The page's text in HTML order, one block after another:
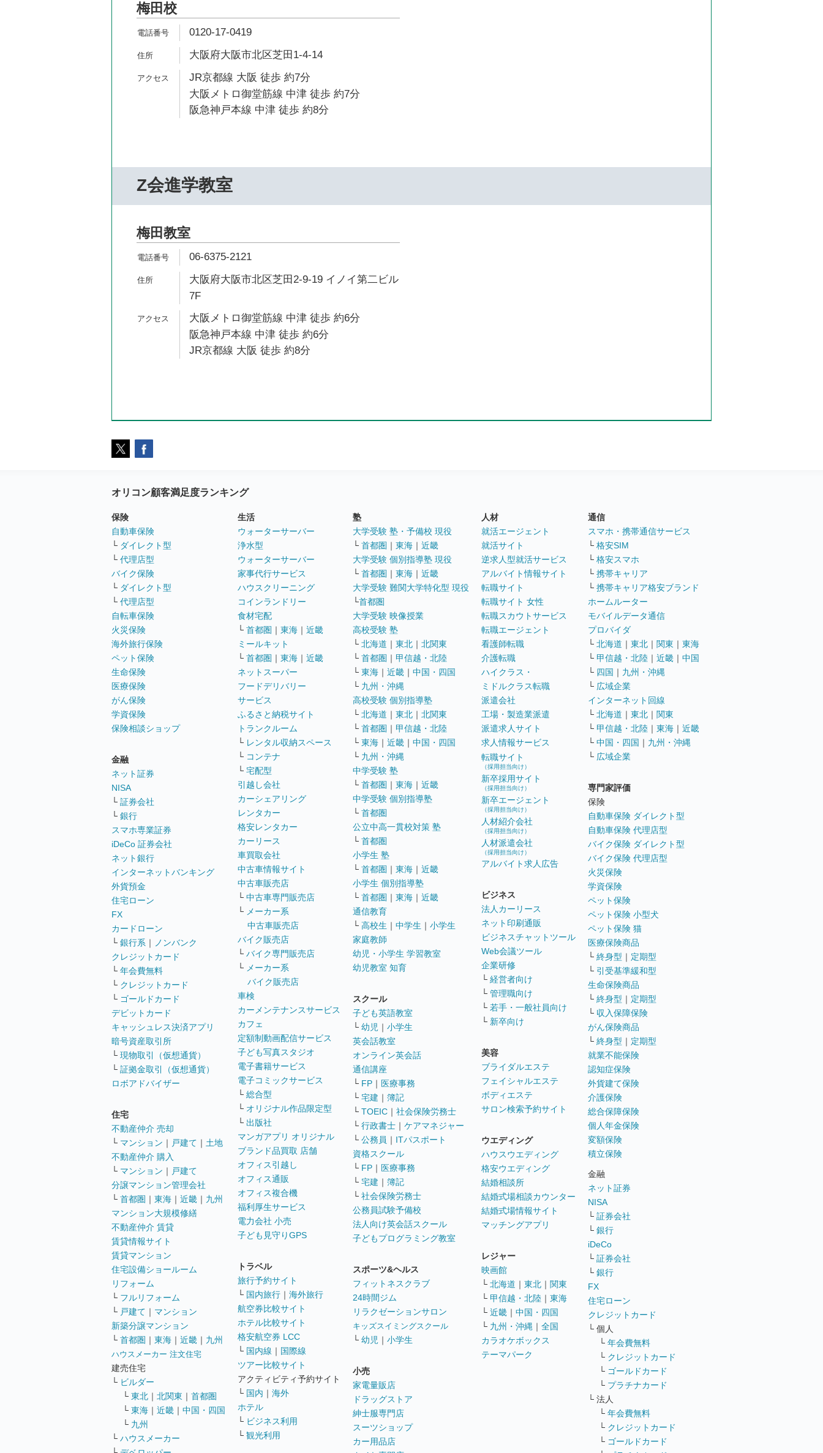
梅田校
0120-17-0419
大阪府大阪市北区芝田1-4-14
JR京都線 大阪 徒歩 約7分
大阪メトロ御堂筋線 中津 徒歩 約7分
阪急神戸本線 中津 徒歩 約8分
Z会進学教室
梅田教室
06-6375-2121
大阪府大阪市北区芝田2-9-19 イノイ第二ビル
7F
大阪メトロ御堂筋線 中津 徒歩 約6分
阪急神戸本線 中津 徒歩 約6分
JR京都線 大阪 徒歩 約8分
オリコン顧客満足度ランキング
保険
自動車保険
└ ダイレクト型
└ 代理店型
バイク保険
└ ダイレクト型
└ 代理店型
自転車保険
火災保険
海外旅行保険
ペット保険
生命保険
医療保険
がん保険
学資保険
保険相談ショップ
金融
ネット証券
NISA
└ 証券会社
└ 銀行
スマホ専業証券
iDeCo 証券会社
ネット銀行
インターネットバンキング
外貨預金
住宅ローン
FX
カードローン
└ 銀行系 ｜
ノンバンク
クレジットカード
└ 年会費無料
└ クレジットカード
└ ゴールドカード
デビットカード
キャッシュレス決済アプリ
暗号資産取引所
└ 現物取引（仮想通貨）
└ 証拠金取引（仮想通貨）
ロボアドバイザー
住宅
不動産仲介 売却
└ マンション ｜ 戸建て ｜ 土地
不動産仲介 購入
└ マンション ｜ 戸建て
分譲マンション管理会社
└ 首都圏 ｜ 東海 ｜ 近畿 ｜ 九州
マンション大規模修繕
不動産仲介 賃貸
賃貸情報サイト
賃貸マンション
住宅設備ショールーム
リフォーム
└ フルリフォーム
└ 戸建て ｜ マンション
新築分譲マンション
└ 首都圏 ｜ 東海 ｜ 近畿 ｜ 九州
ハウスメーカー 注文住宅
建売住宅
└ ビルダー
└ 東北 ｜ 北関東 ｜ 首都圏
└ 東海 ｜ 近畿 ｜ 中国・四国
└ 九州
└ ハウスメーカー
生活
ウォーターサーバー
浄水型
ウォーターサーバー
家事代行サービス
ハウスクリーニング
コインランドリー
食材宅配
└ 首都圏 ｜ 東海 ｜ 近畿
ミールキット
└ 首都圏 ｜ 東海 ｜ 近畿
ネットスーパー
フードデリバリー
サービス
ふるさと納税サイト
トランクルーム
└ レンタル収納スペース
└ コンテナ
└ 宅配型
引越し会社
カーシェアリング
レンタカー
格安レンタカー
カーリース
車買取会社
中古車情報サイト
中古車販売店
└ 中古車専門販売店
└ メーカー系
中古車販売店
バイク販売店
└ バイク専門販売店
└ メーカー系
バイク販売店
車検
カーメンテナンスサービス
カフェ
定額制動画配信サービス
子ども写真スタジオ
電子書籍サービス
電子コミックサービス
└ 総合型
└ オリジナル作品限定型
└ 出版社
マンガアプリ オリジナル
ブランド品買取 店舗
オフィス引越し
オフィス通販
オフィス複合機
福利厚生サービス
電力会社 小売
子ども見守りGPS
トラベル
旅行予約サイト
└ 国内旅行 ｜ 海外旅行
航空券比較サイト
ホテル比較サイト
格安航空券 LCC
└ 国内線 ｜ 国際線
ツアー比較サイト
アクティビティ予約サイト
└ 国内 ｜ 海外
ホテル
└ ビジネス利用
└ 観光利用
塾
大学受験 塾・予備校 現役
└ 首都圏 ｜ 東海 ｜ 近畿
大学受験 個別指導塾 現役
└ 首都圏 ｜ 東海 ｜ 近畿
大学受験 難関大学特化型 現役
└首都圏
大学受験 映像授業
高校受験 塾
└ 北海道 ｜ 東北 ｜ 北関東
└ 首都圏 ｜ 甲信越・北陸
└ 東海 ｜ 近畿 ｜ 中国・四国
└ 九州・沖縄
高校受験 個別指導塾
└ 北海道 ｜ 東北 ｜ 北関東
└ 首都圏 ｜ 甲信越・北陸
└ 東海 ｜ 近畿 ｜ 中国・四国
└ 九州・沖縄
中学受験 塾
└ 首都圏 ｜ 東海 ｜ 近畿
中学受験 個別指導塾
└ 首都圏
公立中高一貫校対策 塾
└ 首都圏
小学生 塾
└ 首都圏 ｜ 東海 ｜ 近畿
小学生 個別指導塾
└ 首都圏 ｜ 東海 ｜ 近畿
通信教育
└ 高校生 ｜ 中学生 ｜ 小学生
家庭教師
幼児・小学生 学習教室
幼児教室 知育
スクール
子ども英語教室
└ 幼児 ｜ 小学生
英会話教室
オンライン英会話
通信講座
└ FP ｜ 医療事務
└ 宅建 ｜ 簿記
└ TOEIC ｜ 社会保険労務士
└ 行政書士 ｜ ケアマネジャー
└ 公務員 ｜ ITパスポート
資格スクール
└ FP ｜ 医療事務
└ 宅建 ｜ 簿記
└ 社会保険労務士
公務員試験予備校
法人向け英会話スクール
子どもプログラミング教室
スポーツ&ヘルス
フィットネスクラブ
24時間ジム
リラクゼーションサロン
キッズスイミングスクール
└ 幼児 ｜ 小学生
小売
家電量販店
ドラッグストア
紳士服専門店
スーツショップ
カー用品店
人材
就活エージェント
就活サイト
逆求人型就活サービス
アルバイト情報サイト
転職サイト
転職サイト 女性
転職スカウトサービス
転職エージェント
看護師転職
介護転職
ハイクラス・
ミドルクラス転職
派遣会社
工場・製造業派遣
派遣求人サイト
求人情報サービス
転職サイト
（採用担当向け）
新卒採用サイト
（採用担当向け）
新卒エージェント
（採用担当向け）
人材紹介会社
（採用担当向け）
人材派遣会社
（採用担当向け）
アルバイト求人広告
ビジネス
法人カーリース
ネット印刷通販
ビジネスチャットツール
Web会議ツール
企業研修
└ 経営者向け
└ 管理職向け
└ 若手・一般社員向け
└ 新卒向け
美容
ブライダルエステ
フェイシャルエステ
ボディエステ
サロン検索予約サイト
ウエディング
ハウスウエディング
格安ウエディング
結婚相談所
結婚式場相談カウンター
結婚式場情報サイト
マッチングアプリ
レジャー
映画館
└ 北海道 ｜ 東北 ｜ 関東
└ 甲信越・北陸 ｜ 東海
└ 近畿 ｜ 中国・四国
└ 九州・沖縄 ｜ 全国
カラオケボックス
テーマパーク
通信
スマホ・携帯通信サービス
└ 格安SIM
└ 格安スマホ
└ 携帯キャリア
└ 携帯キャリア格安ブランド
ホームルーター
モバイルデータ通信
プロバイダ
└ 北海道 ｜ 東北 ｜ 関東 ｜ 東海
└ 甲信越・北陸 ｜ 近畿 ｜ 中国
└ 四国 ｜ 九州・沖縄
└ 広域企業
インターネット回線
└ 北海道 ｜ 東北 ｜ 関東
└ 甲信越・北陸 ｜ 東海 ｜ 近畿
└ 中国・四国 ｜ 九州・沖縄
└ 広域企業
専門家評価
保険
自動車保険 ダイレクト型
自動車保険 代理店型
バイク保険 ダイレクト型
バイク保険 代理店型
火災保険
学資保険
ペット保険
ペット保険 小型犬
ペット保険 猫
医療保険商品
└ 終身型 ｜ 定期型
└ 引受基準緩和型
生命保険商品
└ 終身型 ｜ 定期型
└ 収入保障保険
がん保険商品
└ 終身型 ｜ 定期型
就業不能保険
認知症保険
外貨建て保険
介護保険
総合保障保険
個人年金保険
変額保険
積立保険
金融
ネット証券
NISA
└ 証券会社
└ 銀行
iDeCo
└ 証券会社
└ 銀行
FX
住宅ローン
クレジットカード
└ 個人
└ 年会費無料
└ クレジットカード
└ ゴールドカード
└ プラチナカード
└ 法人
└ 年会費無料
└ クレジットカード
└ ゴールドカード